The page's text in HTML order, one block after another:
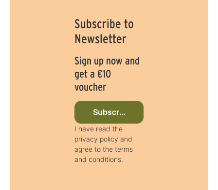
Subscribe to
Newsletter
Sign up now and
get a €10
voucher
Subscribe to newsletter now
I have read the
privacy policy and
agree to the terms
and conditions.